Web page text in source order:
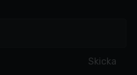
Skicka